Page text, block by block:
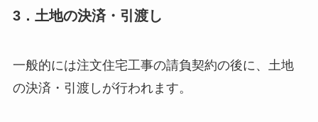
3．土地の決済・引渡し
一般的には注文住宅工事の請負契約の後に、土地
の決済・引渡しが行われます。